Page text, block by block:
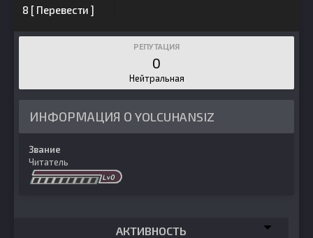
8 [ Перевести ]
РЕПУТАЦИЯ
0
Нейтральная
ИНФОРМАЦИЯ О YOLCUHANSIZ
Звание
Читатель
АКТИВНОСТЬ